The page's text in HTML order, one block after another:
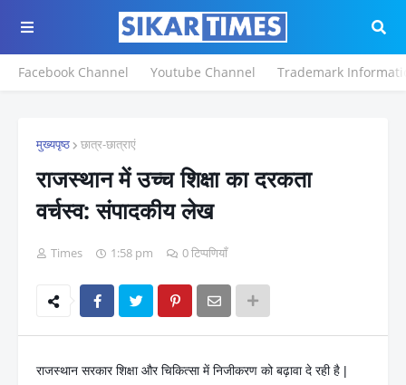
Facebook Channel Youtube Channel Trademark
मुख्यपृष्ठ छात्र-छात्राएं
राजस्थान में उच्च शिक्षा का दरकता
वर्चस्व: संपादकीय लेख
Times 1:58 pm 0 टिप्पणियाँ
राजस्थान सरकार शिक्षा और चिकित्सा में निजीकरण को बढ़ावा दे रही है |